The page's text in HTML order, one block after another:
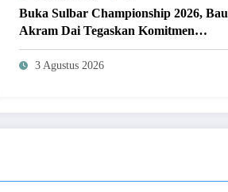
Buka Sulbar Championship 2026, Bau
Akram Dai Tegaskan Komitmen
Pembinaan Olahraga Prestasi
3 Agustus 2026